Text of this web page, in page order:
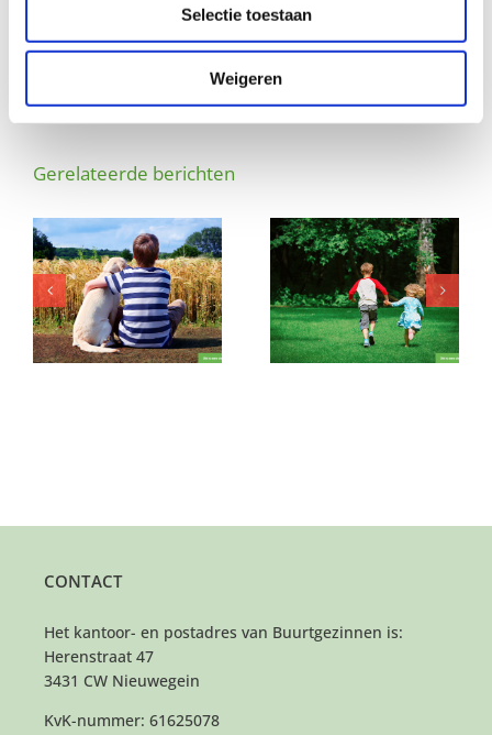
Selectie toestaan
Weigeren
Deel dit verhaal, kies je platform!
Gerelateerde berichten
Wie maakt de week
voor dit gezin wat
lichter?
Voor haar broer is er
al een plek, nu zij nog
CONTACT
Het kantoor- en postadres van Buurtgezinnen is:
Herenstraat 47
3431 CW Nieuwegein
KvK-nummer: 61625078